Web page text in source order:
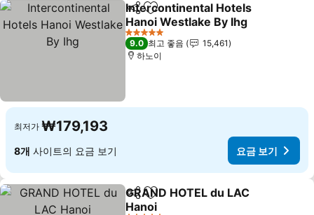
공유 즐겨찾기에 추가
Intercontinental Hotels
Hanoi Westlake By Ihg
요금 보기
5 성급
9.0 최고 좋음
15,461
하노이
최저가 ₩179,193
8개 사이트의 요금 보기 요금 보기
공유 즐겨찾기에 추가
GRAND HOTEL du LAC
Hanoi